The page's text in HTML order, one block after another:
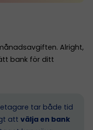
Alright,
bank för ditt
tar både tid
att välja en bank